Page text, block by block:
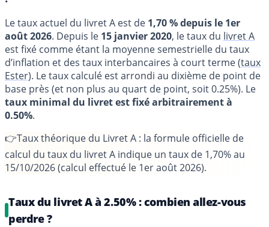
Le taux actuel du livret A est de 1,70 % depuis le 1er
août 2026. Depuis le 15 janvier 2020, le taux du livret A
est fixé comme étant la moyenne semestrielle du taux
d’inflation et des taux interbancaires à court terme (taux
Ester). Le taux calculé est arrondi au dixième de point de
base près (et non plus au quart de point, soit 0.25%). Le
taux minimal du livret est fixé arbitrairement à
0.50%.
👉Taux théorique du Livret A : la formule officielle de
calcul du taux du livret A indique un taux de 1,70% au
15/10/2026(calcul effectué le 1er août 2026).
Taux du livret A à 2.50% : combien allez-vous
perdre ?